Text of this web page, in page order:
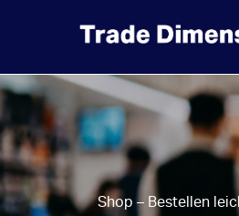
Shop – Bestellen